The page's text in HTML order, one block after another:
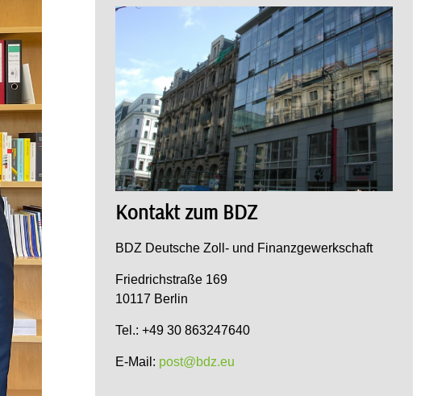
Kontakt zum BDZ
BDZ Deutsche Zoll- und Finanzgewerkschaft
Friedrichstraße 169
10117 Berlin
Tel.: +49 30 863247640
E-Mail: post@bdz.eu